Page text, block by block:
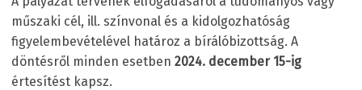
műszaki cél, ill. színvonal és a kidolgozhatóság
figyelembevételével határoz a bírálóbizottság. A
döntésről minden esetben 2024. december 15-ig
értesítést kapsz.